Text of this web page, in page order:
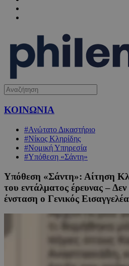
ΚΟΙΝΩΝΙΑ
#Ανώτατο Δικαστήριο
#Νίκος Κληρίδης
#Νομική Υπηρεσία
#Υπόθεση «Σάντη»
Υπόθεση «Σάντη»: Αίτηση
του εντάλματος έρευνας –
ένσταση ο Γενικός